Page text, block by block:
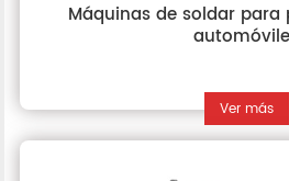
Máquinas de soldar para
Ver más